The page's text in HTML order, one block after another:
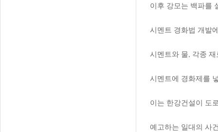
이후 강모는 백파를
시멘트 경화법 개발
시멘트와 물, 각종
시멘트에 경화제를
이는 한강건설이 도
예고하는 일대의 사